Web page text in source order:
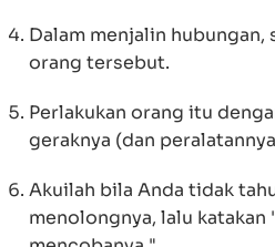
Dalam menjalin hubungan,
orang tersebut.
Perlakukan orang itu
geraknya (dan
Akuilah bila Anda tidak
menolongnya, lalu katakan